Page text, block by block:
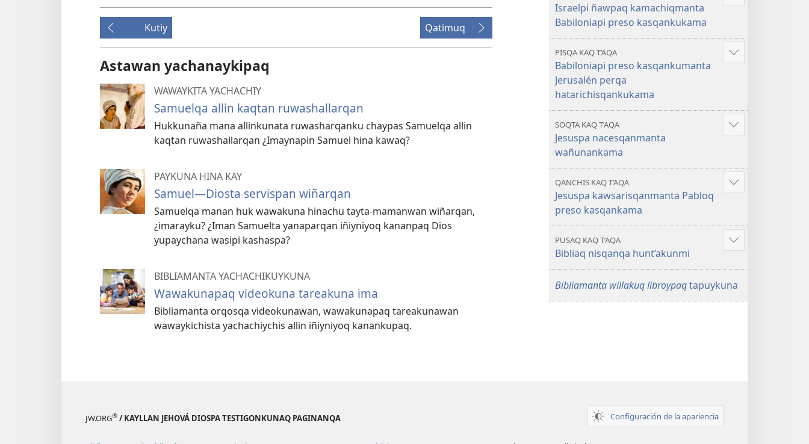
Kutiy Qatimuq
Astawan yachanaykipaq
WAWAYKITA YACHACHIY
Samuelqa allin kaqtan ruwashallarqan
Hukkunaña mana allinkunata ruwasharqanku chaypas Samuelqa allin
kaqtan ruwashallarqan ¿Imaynapin Samuel hina kawaq?
PAYKUNA HINA KAY
Samuel—Diosta servispan wiñarqan
Samuelqa manan huk wawakuna hinachu tayta-mamanwan wiñarqan,
¿imarayku? ¿Iman Samuelta yanaparqan iñiyniyoq kananpaq Dios
yupaychana wasipi kashaspa?
BIBLIAMANTA YACHACHIKUYKUNA
Wawakunapaq videokuna tareakuna ima
Bibliamanta orqosqa videokunawan, wawakunapaq tareakunawan
wawaykichista yachachiychis allin iñiyniyoq kanankupaq.
Israelpi ñawpaq kamachiqmanta
Babiloniapi preso kasqankukama
PISQA KAQ T’AQA
Babiloniapi preso kasqankumanta
Jerusalén perqa
hatarichisqankukama
Mostrar
SOQTA KAQ T’AQA
Jesuspa nacesqanmanta
wañunankama
Mostrar
QANCHIS KAQ T’AQA
Jesuspa kawsarisqanmanta Pabloq
preso kasqankama
Mostrar
PUSAQ KAQ T’AQA
Bibliaq nisqanqa hunt’akunmi
Mostrar
Bibliamanta willakuq libroypaqtapuykuna
JW.ORG® / KAYLLAN JEHOVÁ DIOSPA TESTIGONKUNAQ PAGINANQA Configuración de la apariencia